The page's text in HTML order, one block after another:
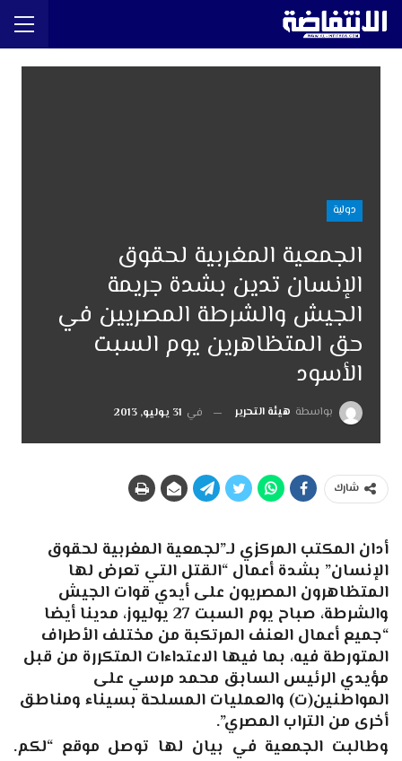
دولية
الجمعية المغربية لحقوق
الإنسان تدين بشدة جريمة
الجيش والشرطة المصريين في
حق المتظاهرين يوم السبت
الأسود
بواسطة هيئة التحرير في 31 يوليو, 2013
شارك
أدان المكتب المركزي لـ”لجمعية المغربية لحقوق
الإنسان” بشدة أعمال “القتل التي تعرض لها
المتظاهرون المصريون على أيدي قوات الجيش
والشرطة، صباح يوم السبت 27 يوليوز، مدينا أيضا
“جميع أعمال العنف المرتكبة من مختلف الأطراف
المتورطة فيه، بما فيها الاعتداءات المتكررة من قبل
مؤيدي الرئيس السابق محمد مرسي على
المواطنين(ت) والعمليات المسلحة بسيناء ومناطق
أخرى من التراب المصري”.
وطالبت الجمعية في بيان لها توصل موقع “لكم.